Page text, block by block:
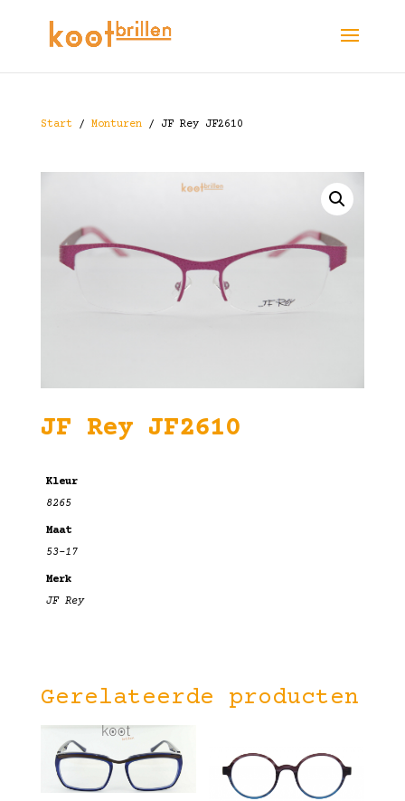
Start/ Monturen/ JF Rey JF2610
JF Rey JF2610
Kleur
8265
Maat
53-17
Merk
JF Rey
Gerelateerde producten